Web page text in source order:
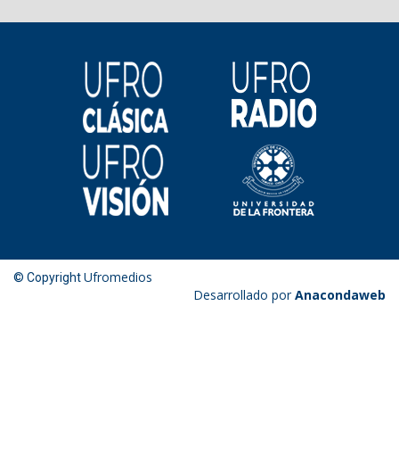
© CopyrightUfromedios
Desarrollado porAnacondaweb